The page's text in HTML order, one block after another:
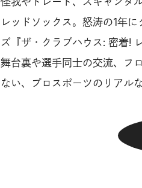
レッドソックス。怒涛の1年
ズ『ザ・クラブハウス: 密着!
舞台裏や選手同士の交流、フ
ない、プロスポーツのリアル